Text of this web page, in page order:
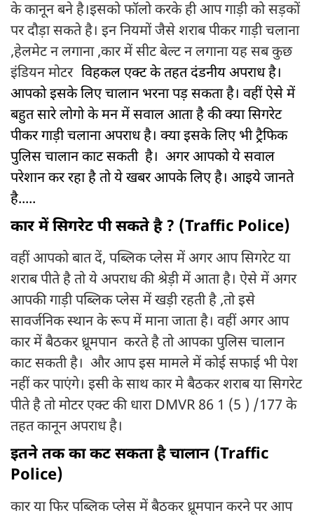
के कानून बने है।इसको फॉलो करके ही आप गाड़ी को सड़कों
पर दौड़ा सकते है। इन नियमों जैसे शराब पीकर गाड़ी चलाना
,हेलमेट न लगाना ,कार में सीट बेल्ट न लगाना यह सब कुछ
इंडियन मोटर विहकल एक्ट के तहत दंडनीय अपराध है।
आपको इसके लिए चालान भरना पड़ सकता है। वहीं ऐसे में
बहुत सारे लोगो के मन में सवाल आता है की क्या सिगरेट
पीकर गाड़ी चलाना अपराध है। क्या इसके लिए भी ट्रैफिक
पुलिस चालान काट सकती है। अगर आपको ये सवाल
परेशान कर रहा है तो ये खबर आपके लिए है। आइये जानते
है.....
कार में सिगरेट पी सकते है ? (Traffic Police)
वहीं आपको बात दें, पब्लिक प्लेस में अगर आप सिगरेट या
शराब पीते है तो ये अपराध की श्रेड़ी में आता है। ऐसे में अगर
आपकी गाड़ी पब्लिक प्लेस में खड़ी रहती है ,तो इसे
सावर्जनिक स्थान के रूप में माना जाता है। वहीं अगर आप
कार में बैठकर ध्रूमपान करते है तो आपका पुलिस चालान
काट सकती है। और आप इस मामले में कोई सफाई भी पेश
नहीं कर पाएंगे। इसी के साथ कार मे बैठकर शराब या सिगरेट
पीते है तो मोटर एक्ट की धारा DMVR 86 1 (5 ) /177 के
तहत कानून अपराध है।
इतने तक का कट सकता है चालान (Traffic
Police)
कार या फिर पब्लिक प्लेस में बैठकर ध्रूमपान करने पर आप